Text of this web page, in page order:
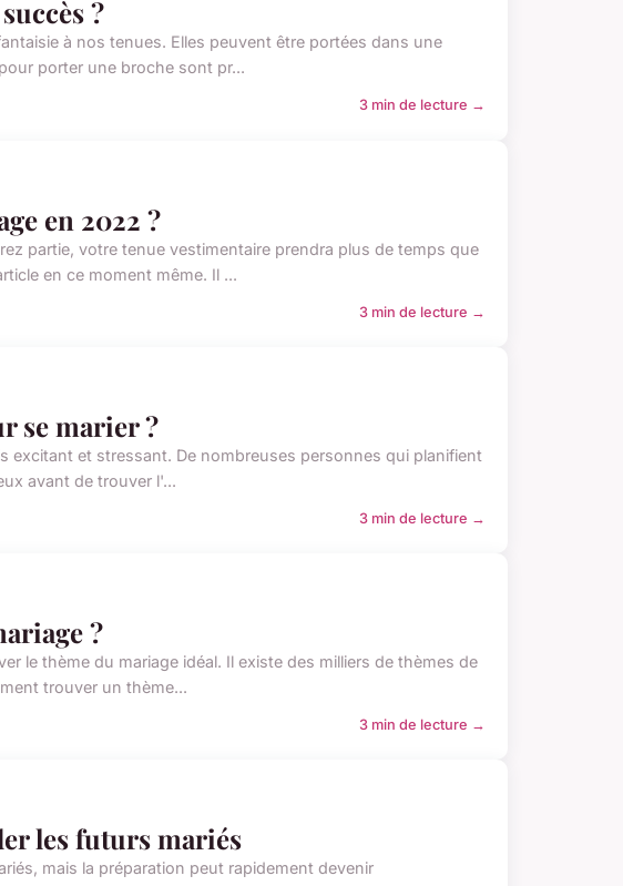
?
à nos tenues. Elles peuvent être portées dans une
porter une broche sont pr...
3 min de lecture →
en 2022 ?
partie, votre tenue vestimentaire prendra plus de temps que
en ce moment même. Il ...
3 min de lecture →
se marier ?
excitant et stressant. De nombreuses personnes qui planifient
avant de trouver l'...
3 min de lecture →
?
le thème du mariage idéal. Il existe des milliers de thèmes de
trouver un thème...
3 min de lecture →
les futurs mariés
mais la préparation peut rapidement devenir